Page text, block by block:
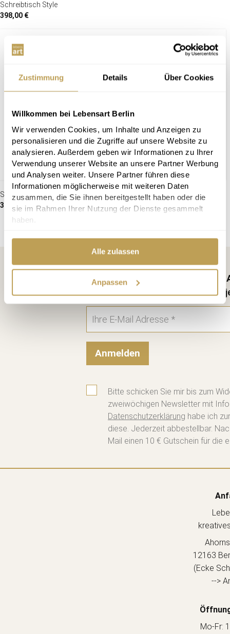
Zustimmung Details Über Cookies
Willkommen bei Lebensart Berlin
Wir verwenden Cookies, um Inhalte und Anzeigen zu
personalisieren und die Zugriffe auf unsere Website zu
analysieren. Außerdem geben wir Informationen zu Ihrer
Verwendung unserer Website an unsere Partner Werbung
und Analysen weiter. Unsere Partner führen diese
Informationen möglicherweise mit weiteren Daten
zusammen, die Sie ihnen bereitgestellt haben oder die
sie im Rahmen Ihrer Nutzung der Dienste gesammelt
haben.
Alle zulassen
Anpassen
Schreibtisch Style
398,00 €
Schreibtisch Verona
379,00 €
Kostenlos anmelden und
10 € Rabatt, Infos alle 2 Wochen,
Anmelden
Bitte schicken Sie mir bis zum
zweiwöchigen Newsletter mit
Datenschutzerklärung habe ich
diese. Jederzeit abbestellbar.
Mail einen 10 € Gutschein für die
12163
(Ecke
-->
Mo-Fr: